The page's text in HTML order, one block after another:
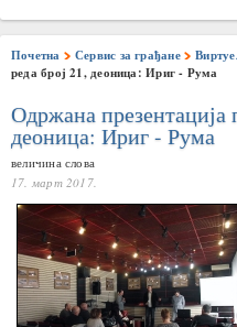
Почетна Сервис за грађане
реда број 21, деоница: Ириг - Рума
Одржана презентација
деоница: Ириг - Рума
величина слова
17. март 2017.